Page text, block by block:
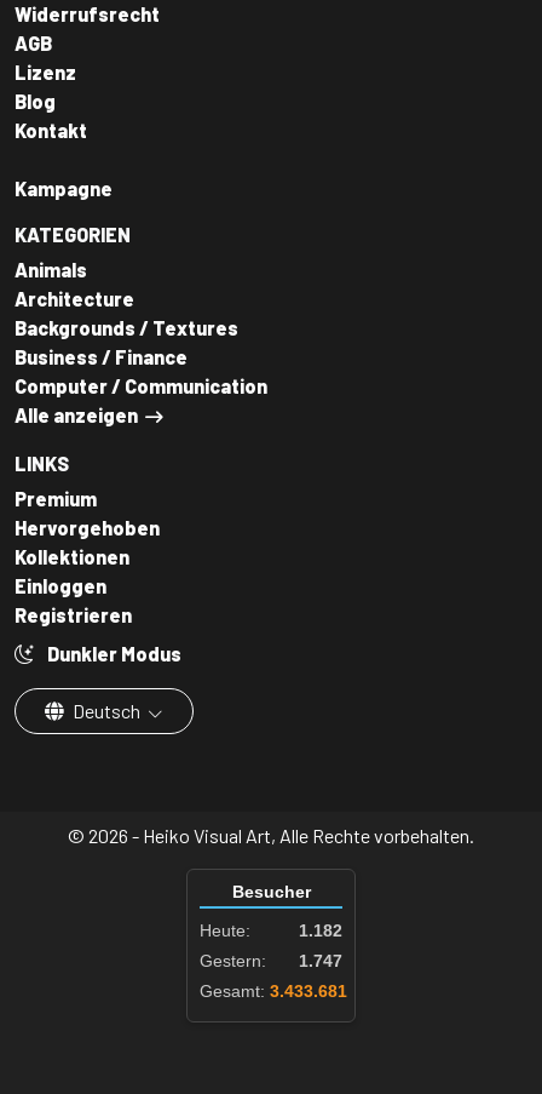
Widerrufsrecht
AGB
Lizenz
Blog
Kontakt
Kampagne
KATEGORIEN
Animals
Architecture
Backgrounds / Textures
Business / Finance
Computer / Communication
Alle anzeigen
LINKS
Premium
Hervorgehoben
Kollektionen
Einloggen
Registrieren
Dunkler Modus
Deutsch
© 2026 - Heiko Visual Art, Alle Rechte vorbehalten.
Besucher
Heute:
1.182
Gestern:
1.747
Gesamt: 3.433.681